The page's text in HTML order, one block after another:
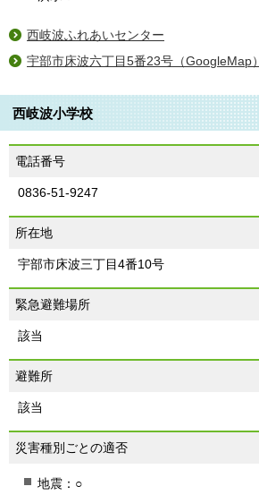
西岐波ふれあいセンター
宇部市床波六丁目5番23号（GoogleMap）
西岐波小学校
電話番号
0836-51-9247
所在地
宇部市床波三丁目4番10号
緊急避難場所
該当
避難所
該当
災害種別ごとの適否
地震：○